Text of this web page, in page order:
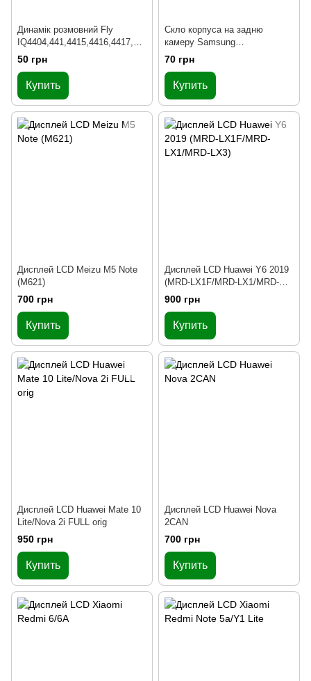
Динамік розмовний Fly
IQ4404,441,4415,4416,4417,44
3,446,450Q,451Q,456, HTC
S720e, S728e, Desire 816
50 грн
Купить
Скло корпуса на задню
камеру Samsung
A310,A510,A710 (2016)
70 грн
Купить
Дисплей LCD Meizu M5 Note
(M621)
700 грн
Купить
Дисплей LCD Huawei Y6 2019
(MRD-LX1F/MRD-LX1/MRD-
LX3)
900 грн
Купить
Дисплей LCD Huawei Mate 10
Lite/Nova 2i FULL orig
950 грн
Купить
Дисплей LCD Huawei Nova
2CAN
700 грн
Купить